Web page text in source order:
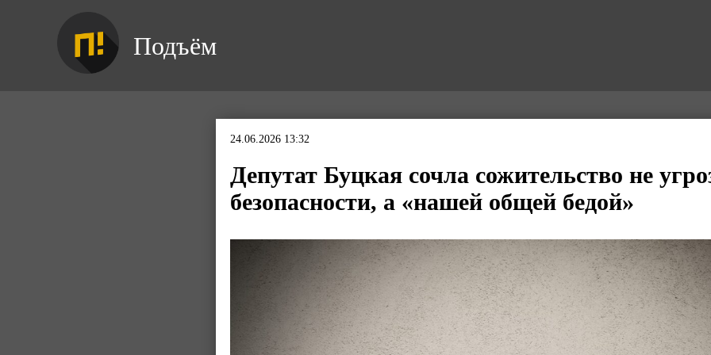
Подъём
24.06.2026 13:32
Депутат Буцкая сочла сожительство не
безопасности, а «нашей общей бедой»